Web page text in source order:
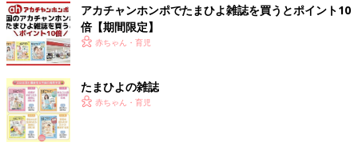
アカチャンホンポでたまひよ雑誌を買うとポイント10
倍【期間限定】
赤ちゃん・育児
たまひよの雑誌
赤ちゃん・育児